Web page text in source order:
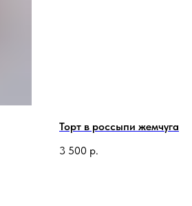
Торт в россыпи жемчуга
3 500 р.